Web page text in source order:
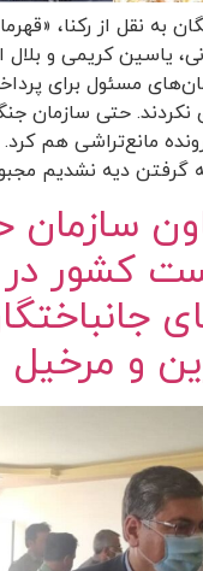
به نقل از رکنا،
یاسین کریمی و
مسئول برای
نکردند. حتی سازمان
مانع‌تراشی هم کرد.
گرفتن دیه نشدیم
سازمان
کشور در
و مرخیل